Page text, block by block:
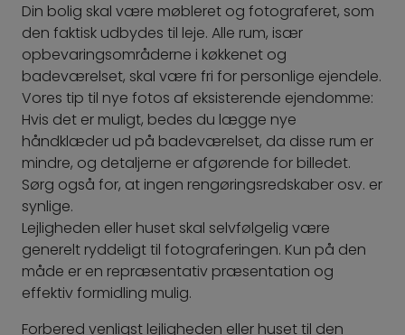
Din bolig skal være møbleret og fotograferet, som
den faktisk udbydes til leje. Alle rum, især
opbevaringsområderne i køkkenet og
badeværelset, skal være fri for personlige ejendele.
Vores tip til nye fotos af eksisterende ejendomme:
Hvis det er muligt, bedes du lægge nye
håndklæder ud på badeværelset, da disse rum er
mindre, og detaljerne er afgørende for billedet.
Sørg også for, at ingen rengøringsredskaber osv. er
synlige.
Lejligheden eller huset skal selvfølgelig være
generelt ryddeligt til fotograferingen. Kun på den
måde er en repræsentativ præsentation og
effektiv formidling mulig.
Forbered venligst lejligheden eller huset til den